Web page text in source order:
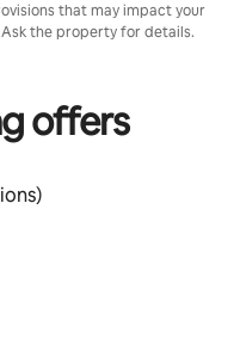
that may impact your
the property for details.
offers